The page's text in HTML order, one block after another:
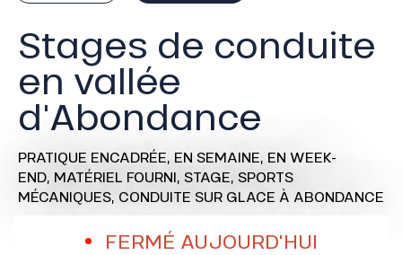
Stages de conduite
en vallée
d'Abondance
PRATIQUE ENCADRÉE, EN SEMAINE, EN WEEK-
END, MATÉRIEL FOURNI, STAGE, SPORTS
MÉCANIQUES, CONDUITE SUR GLACE À ABONDANCE
FERMÉ AUJOURD'HUI